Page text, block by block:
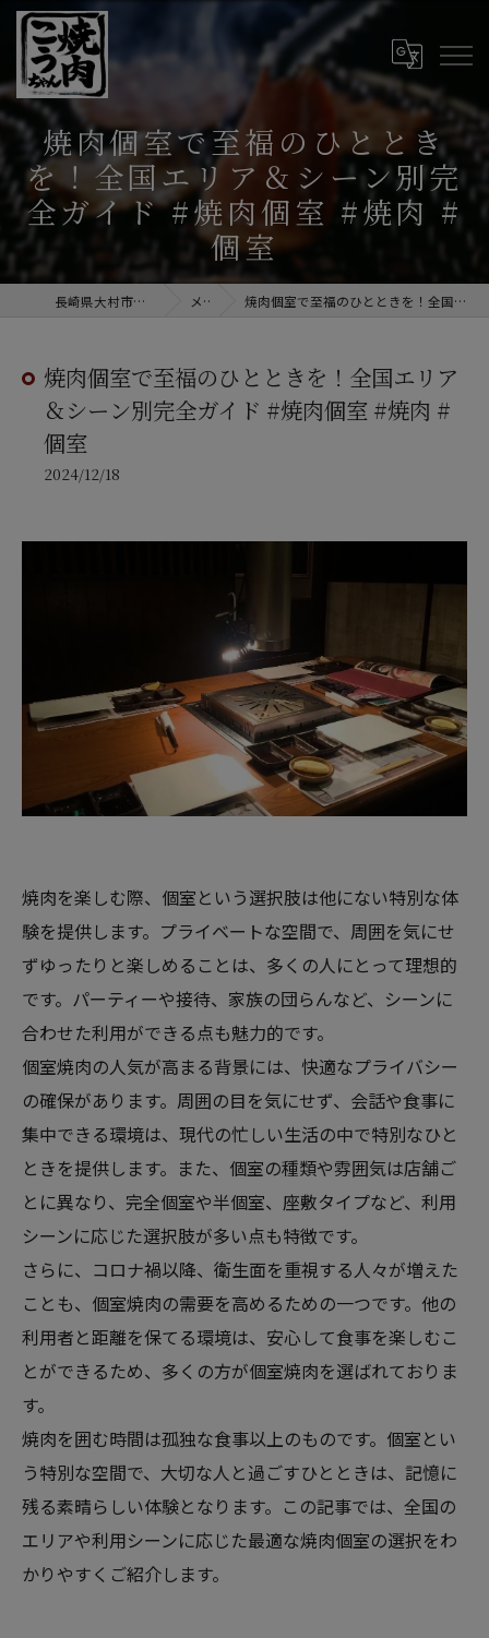
焼肉個室で至福のひととき
を！全国エリア＆シーン別完
全ガイド #焼肉個室 #焼肉 #
個室
長崎県大村市の焼肉なら焼肉こうちゃん メディア 焼肉個室で至福のひとときを！全国エリア＆シーン別完全ガイド #焼肉個室 #焼肉 #個室
焼肉個室で至福のひとときを！全国エリア
＆シーン別完全ガイド #焼肉個室 #焼肉 #
個室
2024/12/18
焼肉を楽しむ際、個室という選択肢は他にない特別な体
験を提供します。プライベートな空間で、周囲を気にせ
ずゆったりと楽しめることは、多くの人にとって理想的
です。パーティーや接待、家族の団らんなど、シーンに
合わせた利用ができる点も魅力的です。
個室焼肉の人気が高まる背景には、快適なプライバシー
の確保があります。周囲の目を気にせず、会話や食事に
集中できる環境は、現代の忙しい生活の中で特別なひと
ときを提供します。また、個室の種類や雰囲気は店舗ご
とに異なり、完全個室や半個室、座敷タイプなど、利用
シーンに応じた選択肢が多い点も特徴です。
さらに、コロナ禍以降、衛生面を重視する人々が増えた
ことも、個室焼肉の需要を高めるための一つです。他の
利用者と距離を保てる環境は、安心して食事を楽しむこ
とができるため、多くの方が個室焼肉を選ばれておりま
す。
焼肉を囲む時間は孤独な食事以上のものです。個室とい
う特別な空間で、大切な人と過ごすひとときは、記憶に
残る素晴らしい体験となります。この記事では、全国の
エリアや利用シーンに応じた最適な焼肉個室の選択をわ
かりやすくご紹介します。